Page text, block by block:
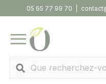
05 65 77 99 70
MENU
Panneau de gestion des